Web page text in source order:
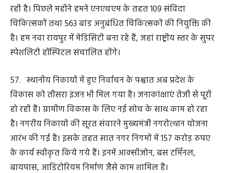
तेन्दूपत्ता संग्राहक परिवारों के 50 लाख लोग लाभान्वित हो रहे हैं।
62. वनांचल में रहने वाले लोगों के लिए तेंदूपत्ता हरा सोना है।
तेंदूपत्ता संग्रहण के दौरान संग्राहकों के पैरों में छालें न पड़े, कांटे न
योजना तेन्दूपत्ता संग्राहकों की सुरक्षा, सम्मान और अंत्योदय का
सुन्दर उदाहरण है।
63. हर्बल औषधियों को बढ़ावा देने हमने फॉरेस्ट टू फार्मेसी मॉडल
के तहत दुर्ग जिले के जामगांव (एम) में हाल ही में हर्बल
एक्सट्रैक्शन यूनिट का लोकार्पण किया है। इससे दो हजार लोगों
को प्रत्यक्ष और परोक्ष रूप से रोजगार के अवसर सुलभ हुए हैं।